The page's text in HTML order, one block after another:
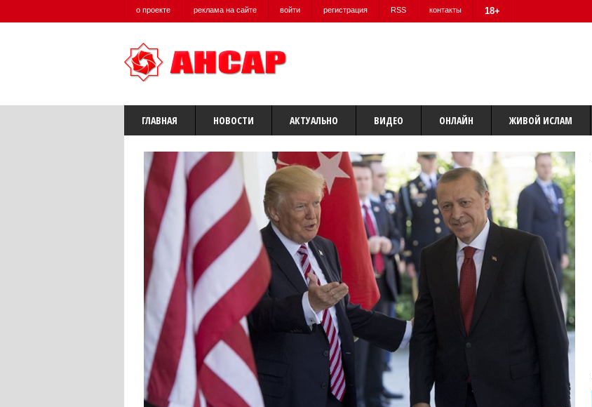
о проекте реклама на сайте войти регистрация RSS контакты 18+
ГЛАВНАЯ НОВОСТИ АКТУАЛЬНО ВИДЕО ОНЛАЙН ЖИВОЙ ИСЛАМ